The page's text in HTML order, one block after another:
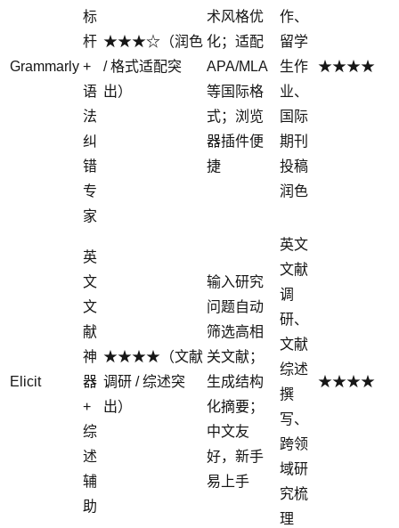
Grammarly
标
杆
+
语
法
纠
错
专
家
★★★☆（润色
/ 格式适配突
出）
术风格优
化；适配
APA/MLA
等国际格
式；浏览
器插件便
捷
作、
留学
生作
业、
国际
期刊
投稿
润色
★★★★
Elicit
英
文
文
献
神
器
+
综
述
辅
助
★★★★（文献
调研 / 综述突
出）
输入研究
问题自动
筛选高相
关文献；
生成结构
化摘要；
中文友
好，新手
易上手
英文
文献
调
研、
文献
综述
撰
写、
跨领
域研
究梳
理
★★★★